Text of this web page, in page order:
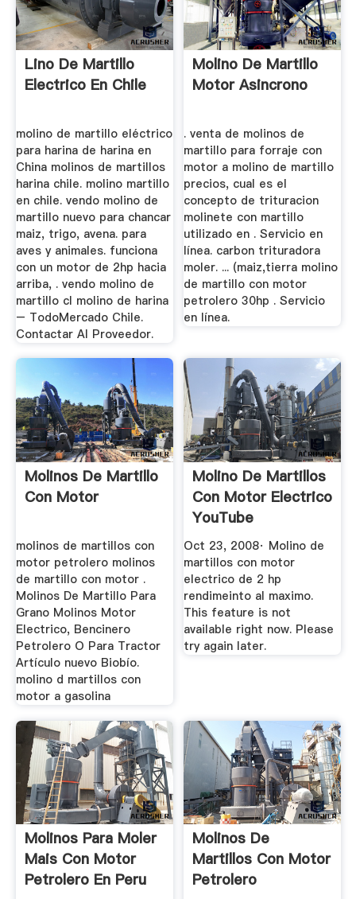
Lino De Martillo
Electrico En Chile
molino de martillo eléctrico
para harina de harina en
China molinos de martillos
harina chile. molino martillo
en chile. vendo molino de
martillo nuevo para chancar
maiz, trigo, avena. para
aves y animales. funciona
con un motor de 2hp hacia
arriba, . vendo molino de
martillo cl molino de harina
– TodoMercado Chile.
Contactar Al Proveedor.
Molino De Martillo
Motor Asincrono
. venta de molinos de
martillo para forraje con
motor a molino de martillo
precios, cual es el
concepto de trituracion
molinete con martillo
utilizado en . Servicio en
línea. carbon trituradora
moler. ... (maiz,tierra molino
de martillo con motor
petrolero 30hp . Servicio
en línea.
Molinos De Martillo
Con Motor
molinos de martillos con
motor petrolero molinos
de martillo con motor .
Molinos De Martillo Para
Grano Molinos Motor
Electrico, Bencinero
Petrolero O Para Tractor
Artículo nuevo Biobío.
molino d martillos con
motor a gasolina
Molino De Martillos
Con Motor Electrico
YouTube
Oct 23, 2008· Molino de
martillos con motor
electrico de 2 hp
rendimeinto al maximo.
This feature is not
available right now. Please
try again later.
Molinos Para Moler
Mais Con Motor
Petrolero En Peru
Molinos De
Martillos Con Motor
Petrolero